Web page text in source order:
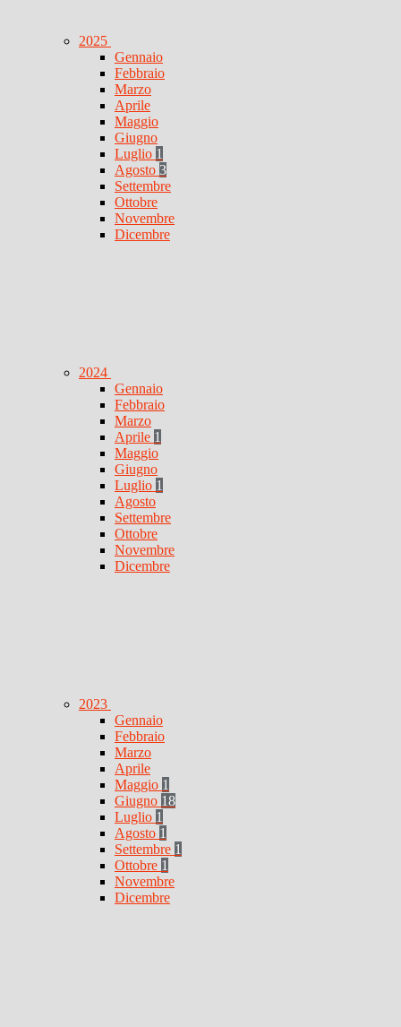
2025
Gennaio
Febbraio
Marzo
Aprile
Maggio
Giugno
Luglio 1
Agosto 3
Settembre
Ottobre
Novembre
Dicembre
2024
Gennaio
Febbraio
Marzo
Aprile 1
Maggio
Giugno
Luglio 1
Agosto
Settembre
Ottobre
Novembre
Dicembre
2023
Gennaio
Febbraio
Marzo
Aprile
Maggio 1
Giugno 18
Luglio 1
Agosto 1
Settembre 1
Ottobre 1
Novembre
Dicembre